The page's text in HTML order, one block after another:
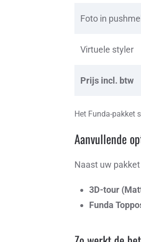
Foto in
Virtuele styler
Prijs incl. btw
Het Funda-pakket
Aanvullende
Naast uw
3D-tour
Funda